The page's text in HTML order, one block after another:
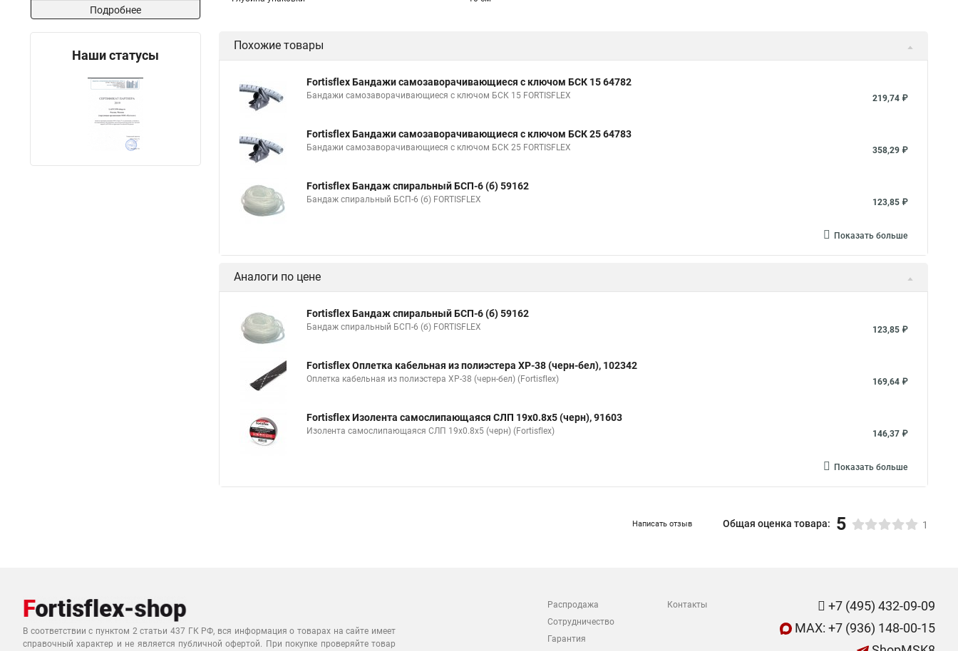
Подробнее
Наши статусы
Похожие товары
Fortisflex Бандажи самозаворачивающиеся с ключом БСК 15 64782
Бандажи самозаворачивающиеся с ключом БСК 15 FORTISFLEX 219,74 ₽
Fortisflex Бандажи самозаворачивающиеся с ключом БСК 25 64783
Бандажи самозаворачивающиеся с ключом БСК 25 FORTISFLEX 358,29 ₽
Fortisflex Бандаж спиральный БСП-6 (б) 59162
Бандаж спиральный БСП-6 (б) FORTISFLEX 123,85 ₽
Показать больше
Аналоги по цене
Fortisflex Бандаж спиральный БСП-6 (б) 59162
Бандаж спиральный БСП-6 (б) FORTISFLEX 123,85 ₽
Fortisflex Оплетка кабельная из полиэстера XP-38 (черн-бел), 102342
Оплетка кабельная из полиэстера XP-38 (черн-бел) (Fortisflex) 169,64 ₽
Fortisflex Изолента самослипающаяся СЛП 19х0.8х5 (черн), 91603
Изолента самослипающаяся СЛП 19х0.8х5 (черн) (Fortisflex) 146,37 ₽
Показать больше
Написать отзыв Общая оценка товара: 5 1
В соответствии с пунктом 2 статьи 437 ГК РФ, вся информация о товарах на сайте имеет
справочный характер и не является публичной офертой. При покупке проверяйте товар
Распродажа
Сотрудничество
Гарантия
Контакты
+7 (495) 432-09-09
MAX: +7 (936) 148-00-15